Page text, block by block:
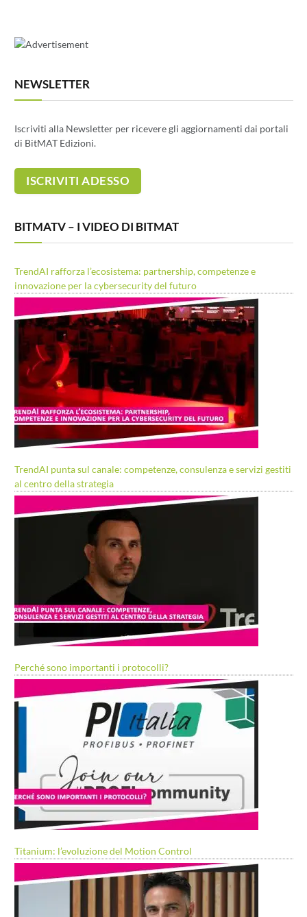
NEWSLETTER
Iscriviti alla Newsletter per ricevere gli aggiornamenti dai portali
di BitMAT Edizioni.
BITMATV – I VIDEO DI BITMAT
TrendAI rafforza l’ecosistema: partnership, competenze e
innovazione per la cybersecurity del futuro
TrendAI punta sul canale: competenze, consulenza e servizi gestiti
al centro della strategia
Perché sono importanti i protocolli?
Titanium: l’evoluzione del Motion Control